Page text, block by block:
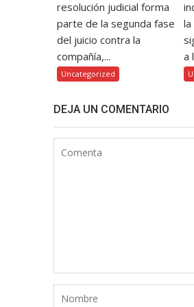
resolución judicial forma
parte de la segunda fase
del juicio contra la
compañía,...
Uncategorized
a
DEJA UN COMENTARIO